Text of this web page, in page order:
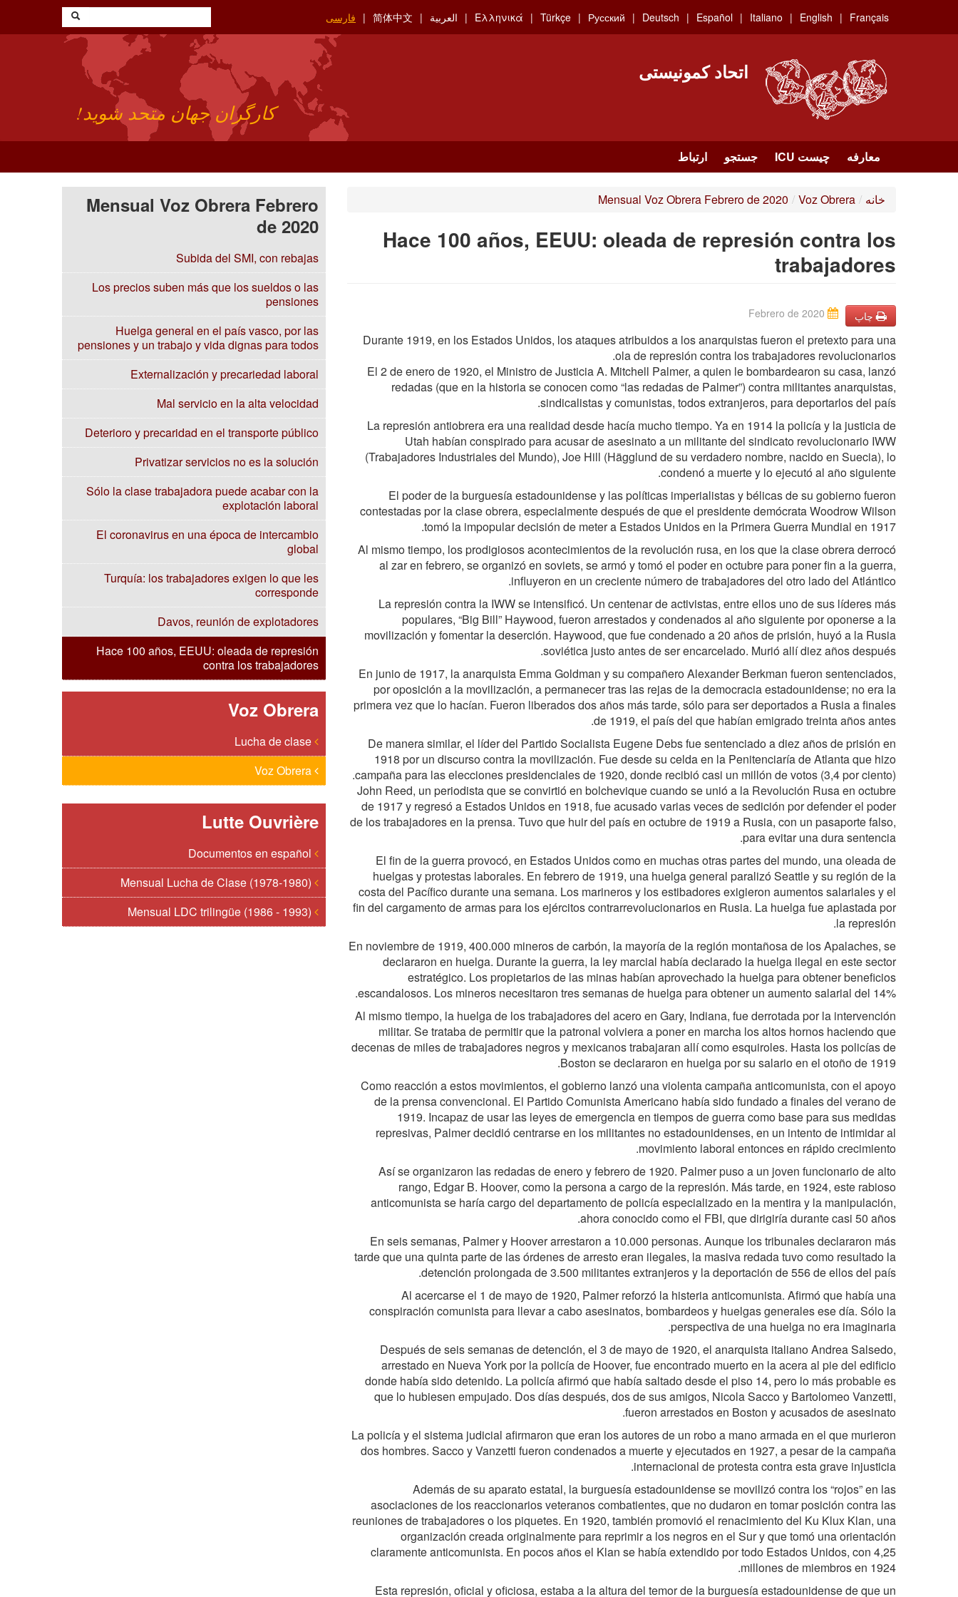
main
Français
English
Italiano
Español
Deutsch
Русский
Türkçe
Ελληνικά العربية 简体中文 فارسی
اتحاد کمونیستی
کارگران جهان متحد شوید!
معارفه چیست ICU جستجو ارتباط
Mensual Voz Obrera Febrero
de 2020
Subida del SMI, con rebajas
Los precios suben más que los sueldos o las
pensiones
Huelga general en el país vasco, por las
pensiones y un trabajo y vida dignas para todos
Externalización y precariedad laboral
Mal servicio en la alta velocidad
Deterioro y precaridad en el transporte público
Privatizar servicios no es la solución
Sólo la clase trabajadora puede acabar con la
explotación laboral
El coronavirus en una época de intercambio
global
Turquía: los trabajadores exigen lo que les
corresponde
Davos, reunión de explotadores
Hace 100 años, EEUU: oleada de represión
contra los trabajadores
Voz Obrera
Lutte Ouvrière
خانه /
Voz Obrera
/
Mensual Voz Obrera Febrero de 2020
Hace 100 años, EEUU: oleada de represión contra los
trabajadores
چاپ
Durante 1919, en los Estados Unidos, los ataques atribuidos a los anarquistas fueron el pretexto para una
ola de represión contra los trabajadores revolucionarios.
El 2 de enero de 1920, el Ministro de Justicia A. Mitchell Palmer, a quien le bombardearon su casa, lanzó
redadas (que en la historia se conocen como “las redadas de Palmer”) contra militantes anarquistas,
sindicalistas y comunistas, todos extranjeros, para deportarlos del país.
La represión antiobrera era una realidad desde hacía mucho tiempo. Ya en 1914 la policía y la justicia de
Utah habían conspirado para acusar de asesinato a un militante del sindicato revolucionario IWW
(Trabajadores Industriales del Mundo), Joe Hill (Hägglund de su verdadero nombre, nacido en Suecia), lo
condenó a muerte y lo ejecutó al año siguiente.
El poder de la burguesía estadounidense y las políticas imperialistas y bélicas de su gobierno fueron
contestadas por la clase obrera, especialmente después de que el presidente demócrata Woodrow Wilson
tomó la impopular decisión de meter a Estados Unidos en la Primera Guerra Mundial en 1917.
Al mismo tiempo, los prodigiosos acontecimientos de la revolución rusa, en los que la clase obrera derrocó
al zar en febrero, se organizó en soviets, se armó y tomó el poder en octubre para poner fin a la guerra,
influyeron en un creciente número de trabajadores del otro lado del Atlántico.
La represión contra la IWW se intensificó. Un centenar de activistas, entre ellos uno de sus líderes más
populares, “Big Bill” Haywood, fueron arrestados y condenados al año siguiente por oponerse a la
movilización y fomentar la deserción. Haywood, que fue condenado a 20 años de prisión, huyó a la Rusia
soviética justo antes de ser encarcelado. Murió allí diez años después.
En junio de 1917, la anarquista Emma Goldman y su compañero Alexander Berkman fueron sentenciados,
por oposición a la movilización, a permanecer tras las rejas de la democracia estadounidense; no era la
primera vez que lo hacían. Fueron liberados dos años más tarde, sólo para ser deportados a Rusia a finales
de 1919, el país del que habían emigrado treinta años antes.
De manera similar, el líder del Partido Socialista Eugene Debs fue sentenciado a diez años de prisión en
1918 por un discurso contra la movilización. Fue desde su celda en la Penitenciaría de Atlanta que hizo
campaña para las elecciones presidenciales de 1920, donde recibió casi un millón de votos (3,4 por ciento).
John Reed, un periodista que se convirtió en bolchevique cuando se unió a la Revolución Rusa en octubre
de 1917 y regresó a Estados Unidos en 1918, fue acusado varias veces de sedición por defender el poder
de los trabajadores en la prensa. Tuvo que huir del país en octubre de 1919 a Rusia, con un pasaporte falso,
para evitar una dura sentencia.
El fin de la guerra provocó, en Estados Unidos como en muchas otras partes del mundo, una oleada de
huelgas y protestas laborales. En febrero de 1919, una huelga general paralizó Seattle y su región de la
costa del Pacífico durante una semana. Los marineros y los estibadores exigieron aumentos salariales y el
fin del cargamento de armas para los ejércitos contrarrevolucionarios en Rusia. La huelga fue aplastada por
la represión.
En noviembre de 1919, 400.000 mineros de carbón, la mayoría de la región montañosa de los Apalaches, se
declararon en huelga. Durante la guerra, la ley marcial había declarado la huelga ilegal en este sector
estratégico. Los propietarios de las minas habían aprovechado la huelga para obtener beneficios
escandalosos. Los mineros necesitaron tres semanas de huelga para obtener un aumento salarial del 14%.
Al mismo tiempo, la huelga de los trabajadores del acero en Gary, Indiana, fue derrotada por la intervención
militar. Se trataba de permitir que la patronal volviera a poner en marcha los altos hornos haciendo que
decenas de miles de trabajadores negros y mexicanos trabajaran allí como esquiroles. Hasta los policías de
Boston se declararon en huelga por su salario en el otoño de 1919.
Como reacción a estos movimientos, el gobierno lanzó una violenta campaña anticomunista, con el apoyo
de la prensa convencional. El Partido Comunista Americano había sido fundado a finales del verano de
1919. Incapaz de usar las leyes de emergencia en tiempos de guerra como base para sus medidas
represivas, Palmer decidió centrarse en los militantes no estadounidenses, en un intento de intimidar al
movimiento laboral entonces en rápido crecimiento.
Así se organizaron las redadas de enero y febrero de 1920. Palmer puso a un joven funcionario de alto
rango, Edgar B. Hoover, como la persona a cargo de la represión. Más tarde, en 1924, este rabioso
anticomunista se haría cargo del departamento de policía especializado en la mentira y la manipulación,
ahora conocido como el FBI, que dirigiría durante casi 50 años.
En seis semanas, Palmer y Hoover arrestaron a 10.000 personas. Aunque los tribunales declararon más
tarde que una quinta parte de las órdenes de arresto eran ilegales, la masiva redada tuvo como resultado la
detención prolongada de 3.500 militantes extranjeros y la deportación de 556 de ellos del país.
Al acercarse el 1 de mayo de 1920, Palmer reforzó la histeria anticomunista. Afirmó que había una
conspiración comunista para llevar a cabo asesinatos, bombardeos y huelgas generales ese día. Sólo la
perspectiva de una huelga no era imaginaria.
Después de seis semanas de detención, el 3 de mayo de 1920, el anarquista italiano Andrea Salsedo,
arrestado en Nueva York por la policía de Hoover, fue encontrado muerto en la acera al pie del edificio
donde había sido detenido. La policía afirmó que había saltado desde el piso 14, pero lo más probable es
que lo hubiesen empujado. Dos días después, dos de sus amigos, Nicola Sacco y Bartolomeo Vanzetti,
fueron arrestados en Boston y acusados de asesinato.
La policía y el sistema judicial afirmaron que eran los autores de un robo a mano armada en el que murieron
dos hombres. Sacco y Vanzetti fueron condenados a muerte y ejecutados en 1927, a pesar de la campaña
internacional de protesta contra esta grave injusticia.
Además de su aparato estatal, la burguesía estadounidense se movilizó contra los “rojos” en las
asociaciones de los reaccionarios veteranos combatientes, que no dudaron en tomar posición contra las
reuniones de trabajadores o los piquetes. En 1920, también promovió el renacimiento del Ku Klux Klan, una
organización creada originalmente para reprimir a los negros en el Sur y que tomó una orientación
claramente anticomunista. En pocos años el Klan se había extendido por todo Estados Unidos, con 4,25
millones de miembros en 1924.
Esta represión, oficial y oficiosa, estaba a la altura del temor de la burguesía estadounidense de que un